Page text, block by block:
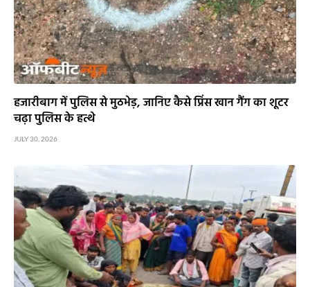
हजारीबाग में पुलिस से मुठभेड़, जानिए कैसे प्रिंस खान गैंग का शूटर
चढ़ा पुलिस के हत्थे
JULY 30, 2026